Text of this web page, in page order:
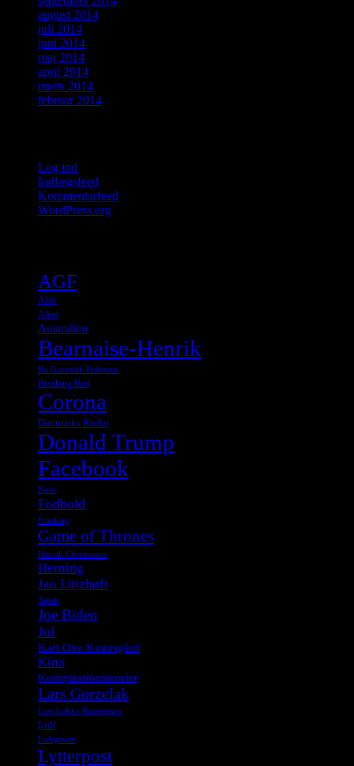
august 2014
juli 2014
juni 2014
maj 2014
april 2014
marts 2014
februar 2014
Log ind
Indlægsfeed
Kommentarfeed
WordPress.org
AGF
Aldi
Alien
Australien
Bearnaise-Henrik
Bo Gorzelak Pedersen
Breaking Bad
Corona
Danmarks Radio
Donald Trump
Facebook
Ferie
Fodbold
Frankrig
Game of Thrones
Henrik Christensen
Herning
Jan Lützhøft
Japan
Joe Biden
Jul
Karl Ove Knausgård
Kina
Konspirationsteorier
Lars Gorzelak
Lars Løkke Rasmussen
Lidl
Luftgevær
Lytterpost